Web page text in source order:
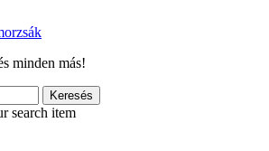
minden más!
search item